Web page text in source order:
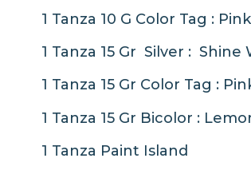
1 Tanza 10 G Color Tag :
1 Tanza 15 Gr Silver :
1 Tanza 15 Gr Color Tag :
1 Tanza 15 Gr Bicolor :
1 Tanza Paint Island